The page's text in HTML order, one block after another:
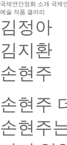
국제연안정화 소개 국제
예술 작품 갤러리
김정아
김지환
손현주
손현주
손현주